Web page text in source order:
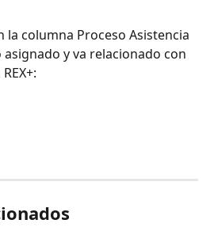
la columna Proceso Asistencia
y va relacionado con